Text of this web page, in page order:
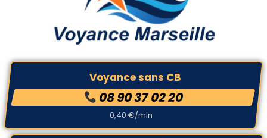
Voyance sans CB
08 90 37 02 20
0,40 €/min